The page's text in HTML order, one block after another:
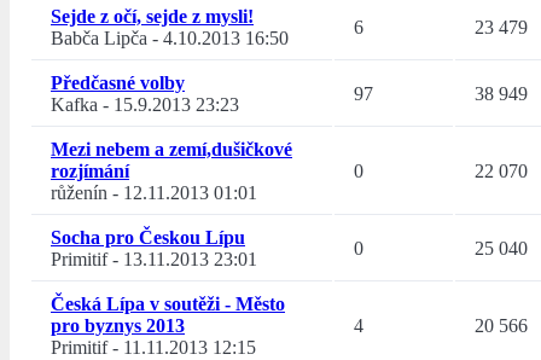
Sejde z očí, sejde z mysli!
Babča Lipča - 4.10.2013 16:50
6 23 479
Předčasné volby
Kafka - 15.9.2013 23:23
97 38 949
Mezi nebem a zemí,dušičkové
rozjímání
růženín - 12.11.2013 01:01
0 22 070
Socha pro Českou Lípu
Primitif- 13.11.2013 23:01
0 25 040
Česká Lípa v soutěži - Město
pro byznys 2013
Primitif- 11.11.2013 12:15
4 20 566